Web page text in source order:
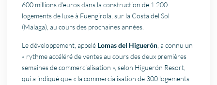
600 millions d’euros dans la construction de 1 200
logements de luxe à Fuengirola, sur la Costa del Sol
(Malaga), au cours des prochaines années.
Le développement, appelé Lomas del Higuerón , a connu un
« rythme accéléré de ventes au cours des deux premières
semaines de commercialisation », selon Higuerón Resort,
qui a indiqué que « la commercialisation de 300 logements